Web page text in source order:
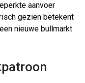
aanvoer
gezien betekent
nieuwe bullmarkt